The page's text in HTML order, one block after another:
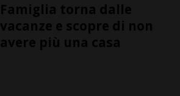
Famiglia torna dalle
vacanze e scopre di non
avere più una casa